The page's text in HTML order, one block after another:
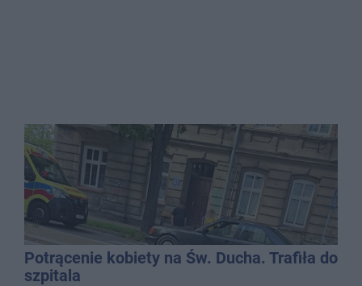
Potrącenie kobiety na Św. Ducha. Trafiła do
szpitala